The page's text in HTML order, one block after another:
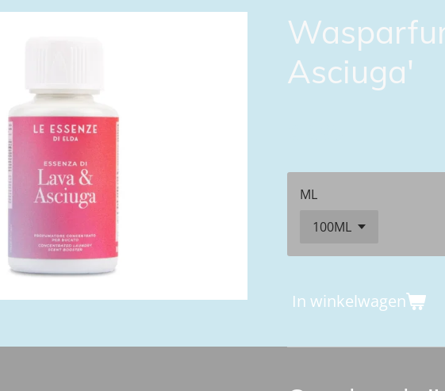
Asciuga'
ML
In winkelwagen